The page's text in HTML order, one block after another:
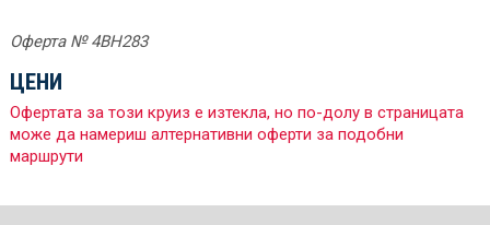
Оферта № 4BH283
ЦЕНИ
Офертата за този круиз е изтекла, но по-долу в страницата
може да намериш алтернативни оферти за подобни
маршрути